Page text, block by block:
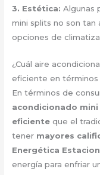
3. Estética: Algunas
mini splits no son tan
opciones de
¿Cuál aire
eficiente en términos
En términos de
acondicionado
eficiente que el
tener mayores
Energética
energía para enfriar